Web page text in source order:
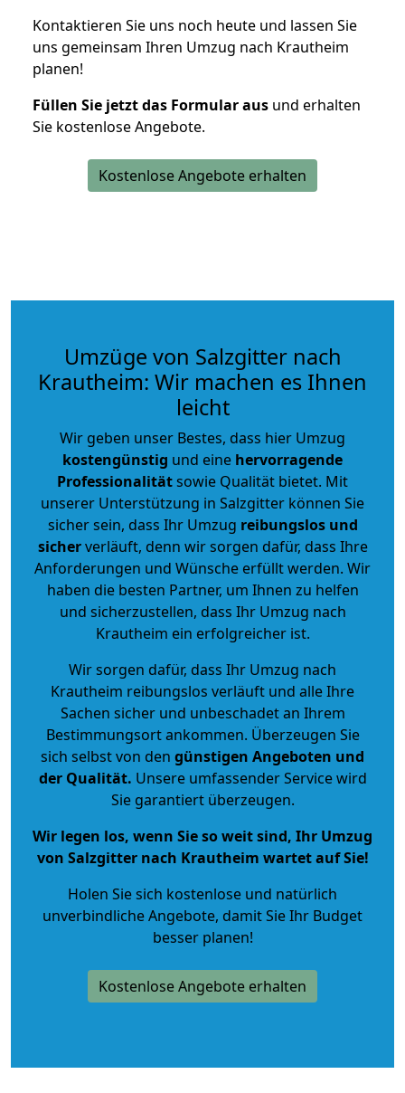
Kontaktieren Sie uns noch heute und lassen Sie
uns gemeinsam Ihren Umzug nach Krautheim
planen!
Füllen Sie jetzt das Formular aus und erhalten
Sie kostenlose Angebote.
Kostenlose Angebote erhalten
Umzüge von Salzgitter nach
Krautheim: Wir machen es Ihnen
leicht
Wir geben unser Bestes, dass hier Umzug
kostengünstig und eine hervorragende
Professionalitätsowie Qualität bietet. Mit
unserer Unterstützung in Salzgitter können Sie
sicher sein, dass Ihr Umzug reibungslos und
sicherverläuft, denn wir sorgen dafür, dass Ihre
Anforderungen und Wünsche erfüllt werden. Wir
haben die besten Partner, um Ihnen zu helfen
und sicherzustellen, dass Ihr Umzug nach
Krautheim ein erfolgreicher ist.
Wir sorgen dafür, dass Ihr Umzug nach
Krautheim reibungslos verläuft und alle Ihre
Sachen sicher und unbeschadet an Ihrem
Bestimmungsort ankommen. Überzeugen Sie
sich selbst von den günstigen Angeboten und
der Qualität. Unsere umfassender Service wird
Sie garantiert überzeugen.
Wir legen los, wenn Sie so weit sind, Ihr Umzug
von Salzgitter nach Krautheim wartet auf Sie!
Holen Sie sich kostenlose und natürlich
unverbindliche Angebote, damit Sie Ihr Budget
besser planen!
Kostenlose Angebote erhalten